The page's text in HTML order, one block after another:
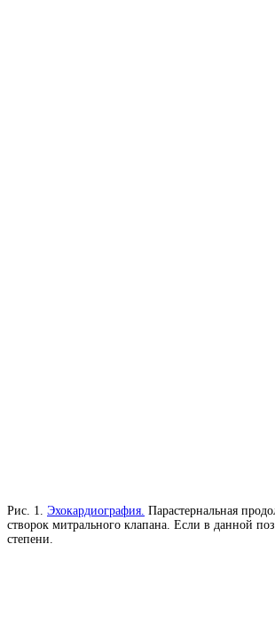
Рис. 1. Эхокардиография. Парастернальная
створок митрального клапана. Если в данной
степени.